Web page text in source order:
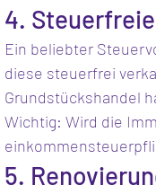
4.
Ein beliebter
diese steuerfrei
Grundstückshandel
Wichtig: Wird die
5.